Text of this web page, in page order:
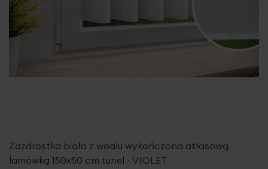
Zazdrostka biała z woalu wykończona atłasową
lamówką 150x50 cm tunel - VIOLET